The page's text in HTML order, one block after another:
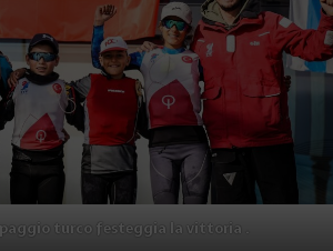
turco festeggia la vittoria .